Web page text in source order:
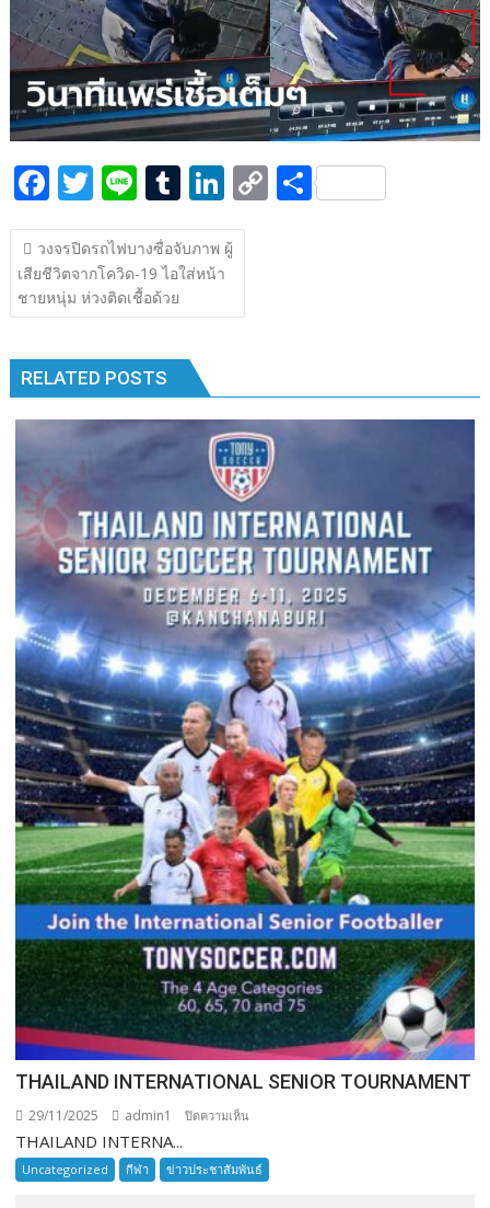
k k
F
ac
e
b
o
o
k
T
w
itt
er
Li
n
e
T
u
m
bl
r
Li
n
k
dI
C
k
S
แนะแนว
เรื่อง
วงจรปิดรถไฟบางซื่อจับภาพ ผู้
เสียชีวิตจากโควิด-19 ไอใส่หน้า
ชายหนุ่ม ห่วงติดเชื้อด้วย
RELATED POSTS
THAILAND INTERNATIONAL SENIOR TOURNAMENT
29/11/2025 admin1 ปิดความเห็น
INTERNATIONAL
SENIOR
THAILAND INTERNA...
Uncategorized กีฬา ข่าวประชาสัมพันธ์